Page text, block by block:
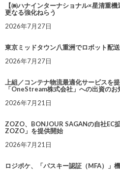
【㈱ハナインターナショナル×星清重
更なる強化ねらう
2026年7月27日
東京ミッドタウン八重洲でロボット配
2026年7月27日
上組／コンテナ物流最適化サービスを
「OneStream株式会社」への出資のお
2026年7月21日
ZOZO、BONJOUR SAGANの自社EC
ZOZO」を提供開始
2026年7月21日
ロジポケ、「パスキー認証（MFA）」